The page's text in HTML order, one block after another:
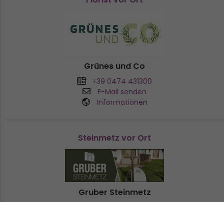
Grünes und Co
+39 0474 431300
E-Mail senden
Informationen
Steinmetz vor Ort
Gruber Steinmetz